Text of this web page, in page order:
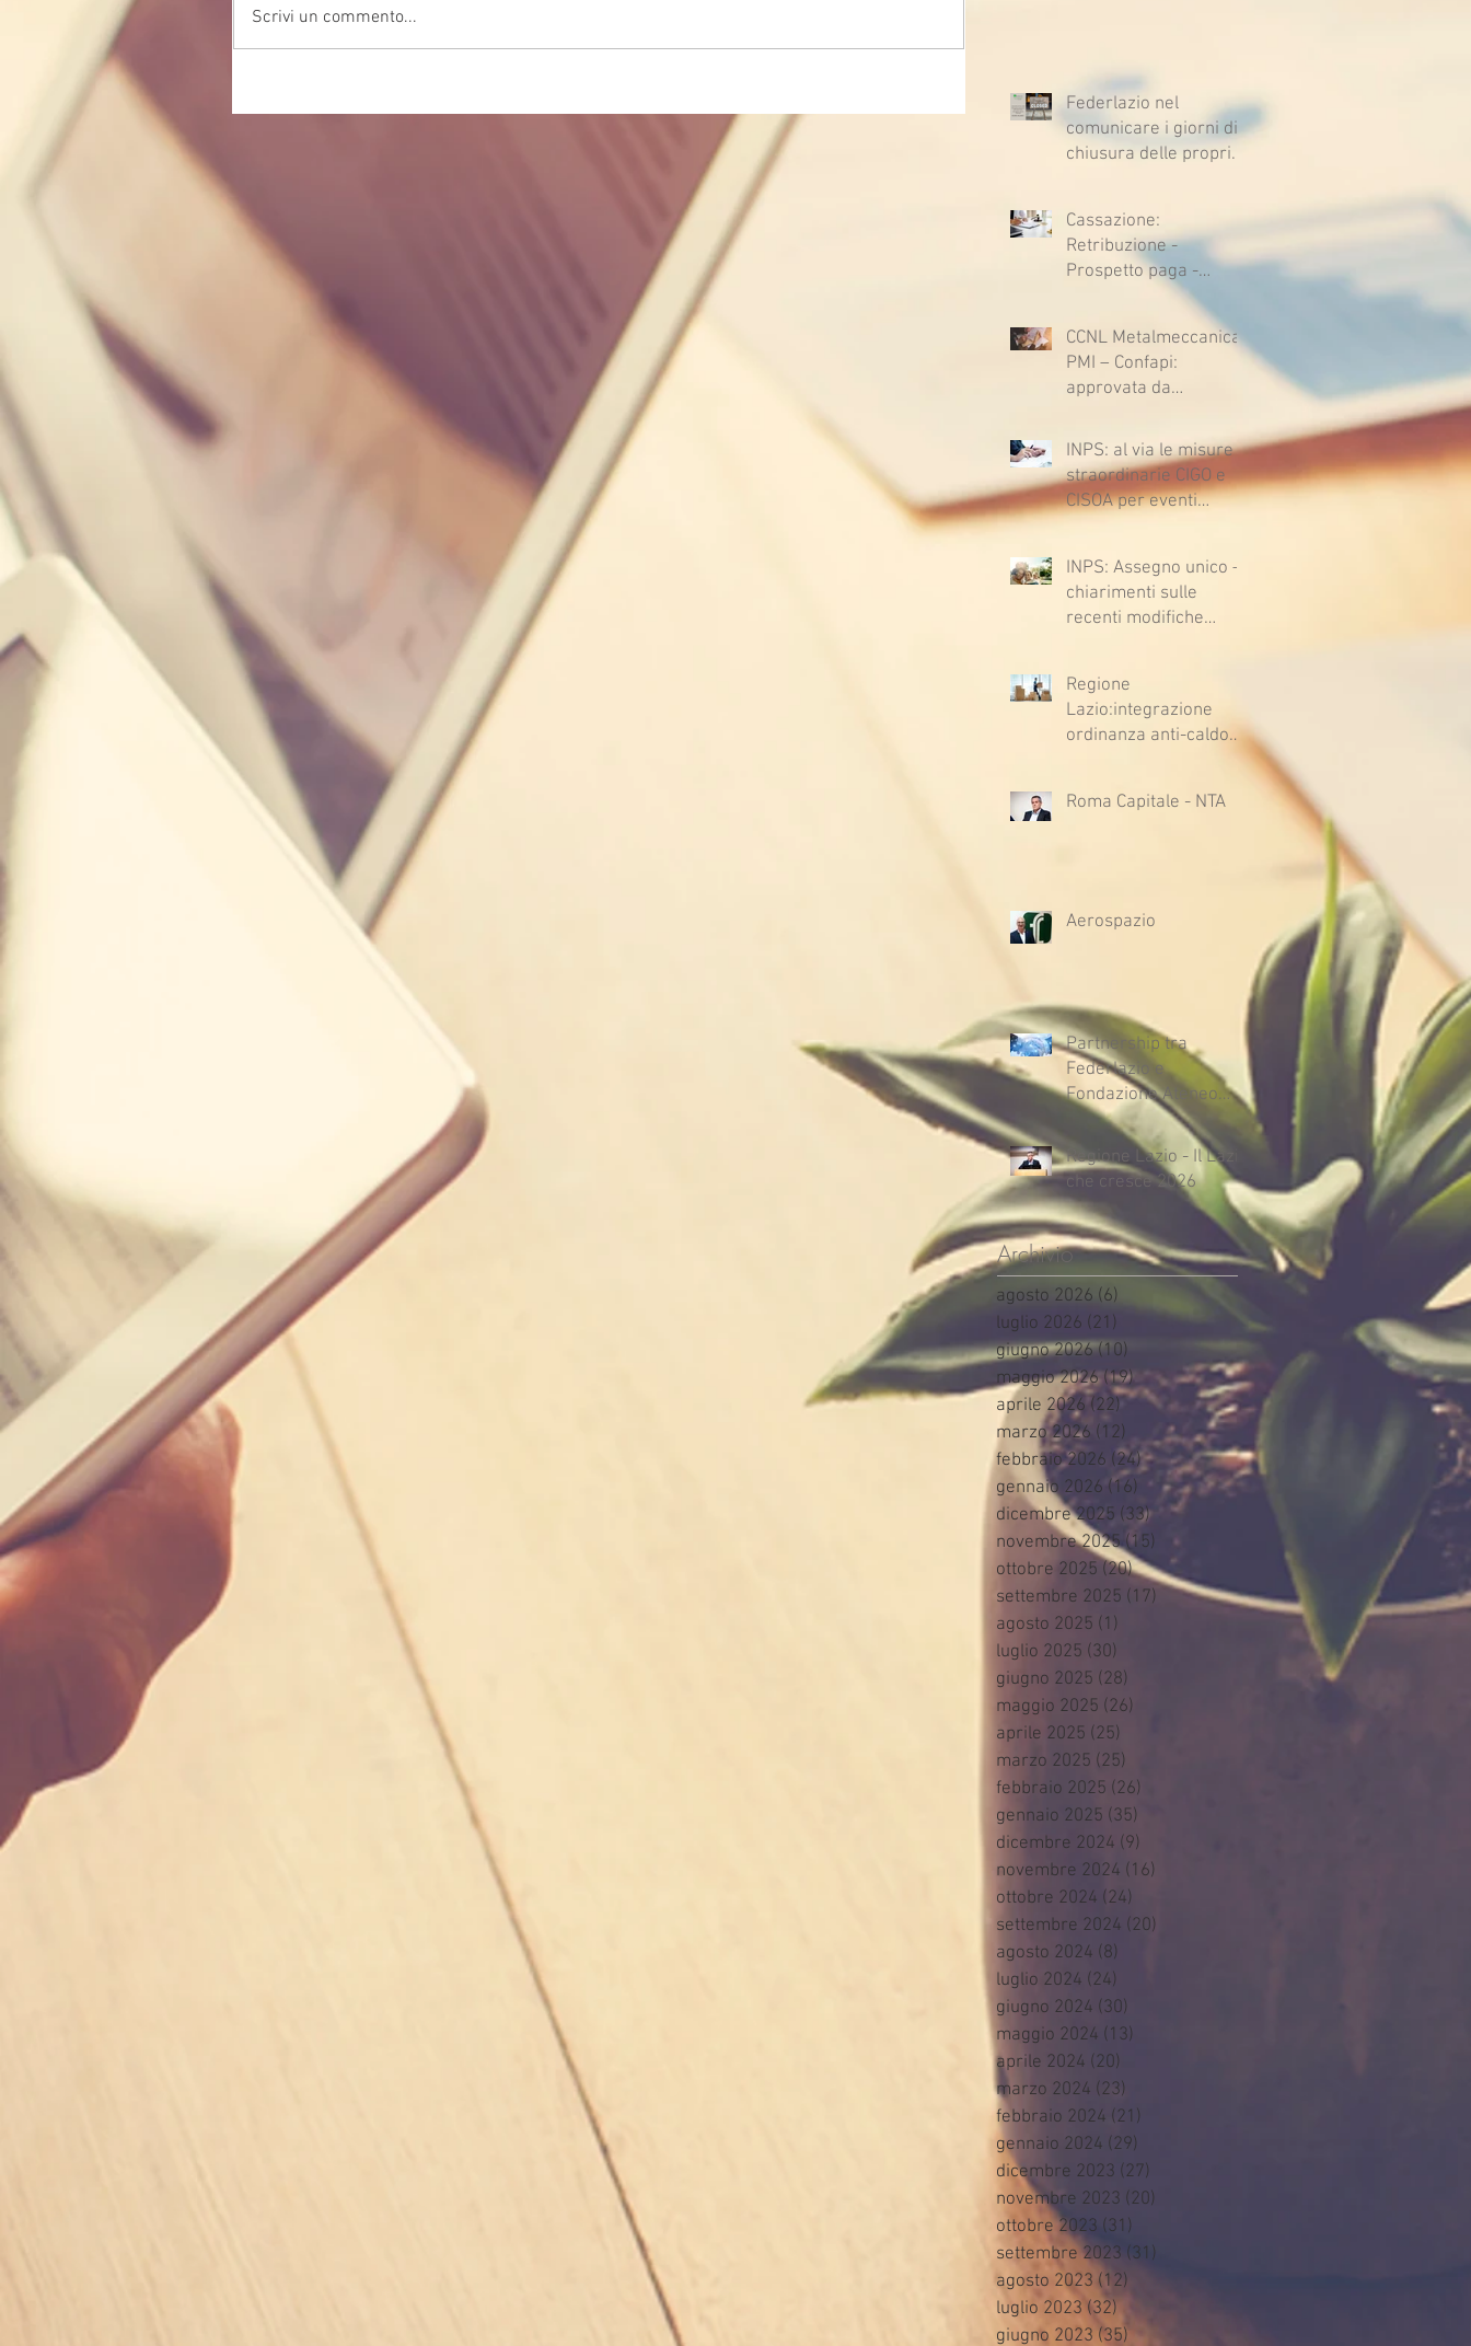
Scrivi un commento...
Federlazio nel
comunicare i giorni di
chiusura delle proprie
Cassazione:
Retribuzione -
Prospetto paga -
sfavore del datore di
lavoro - Prova legale -
Sussiste. (Cc, articoli
2732, 2734 e 2735)
CCNL Metalmeccanica
PMI – Confapi:
approvata da
l’ipotesi di accordo per
il rinnovo del CCNL
INPS: al via le misure
straordinarie CIGO e
CISOA per eventi
INPS: Assegno unico –
chiarimenti sulle
recenti modifiche
Regione
Lazio:integrazione
ordinanza anti-caldo
Roma Capitale - NTA
Aerospazio
Partnership tra
Federlazio e
Fondazione Ateneo
Impresa
Regione Lazio - Il Lazio
che cresce 2026
Archivio
agosto 2026 (6)
luglio 2026 (21)
giugno 2026 (10)
maggio 2026 (19) 19 post
aprile 2026 (22) 22 post
marzo 2026 (12) 12 post
febbraio 2026 (24)24 post
gennaio 2026 (16) 16 post
dicembre 2025 (33)33 post
novembre 2025 (15) 15 post
ottobre 2025 (20)20 post
settembre 2025 (17) 17 post
agosto 2025 (1)
luglio 2025 (30)
giugno 2025 (28)
maggio 2025 (26)
aprile 2025 (25)
marzo 2025 (25)
febbraio 2025 (26)
gennaio 2025 (35)
dicembre 2024 (9)
novembre 2024 (16)
ottobre 2024 (24)
settembre 2024 (20)
agosto 2024 (8)
luglio 2024 (24)
giugno 2024 (30)
maggio 2024 (13)
aprile 2024 (20)
marzo 2024 (23)
febbraio 2024 (21)
gennaio 2024 (29)
dicembre 2023 (27)
novembre 2023 (20)
ottobre 2023 (31)
settembre 2023 (31)
agosto 2023 (12)
luglio 2023 (32)32 post
giugno 2023 (35)35 post